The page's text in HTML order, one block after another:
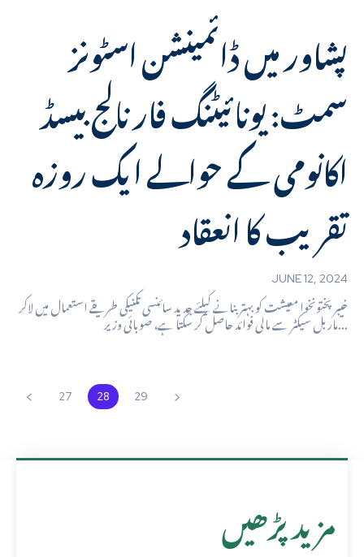
پشاور میں ڈائمینشن اسٹونز
سمٹ: یونائیٹنگ فار نالج بیسڈ
اکانومی کے حوالے ایک روزہ
تقریب کا انعقاد
JUNE 12, 2024
خیبرپختونخوا معیشت کو بہتر بنانے کیلئے جدید سائنسی تکنیکی طریقے استعمال میں لاکر
ماربل سیکٹر سے مالی فوائد حاصل کر سکتا ہے، صوبائی وزیر...
27 28 29
مزید پڑھیں